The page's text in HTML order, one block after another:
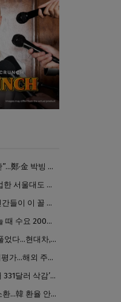
“게임 끝났다” vs “내가 과반”…鄭·金 박빙 전대 서로 우위 주장
“육사 탓에 쿠데타?…尹 졸업한 서울대도 없애야 하나”
허지웅 “우리가 지지했던 인간들이 이 꼴 만들었다”
머스크 “메모리 생산 20% 늘 때 수요 200% 증가” … 반도체 매출 1조달러 눈 앞
엔비디아, ‘알파마요’ 빗장 풀었다…현대차, 자율주행 속도내나
IMF “원화 실질가치 7.5% 저평가…해외 주식투자 영향”
SSI 수급자 40만 명 ‘월 최대 331달러 삭감’ 위기…10만 명은 수급자격 상실
美, 엔화 방어하며 원화도 소환…韓 환율 안정 ‘우군’ 되나